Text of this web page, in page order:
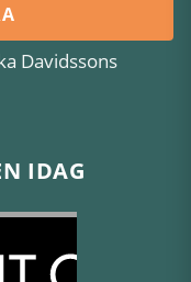
Davidssons
IDAG